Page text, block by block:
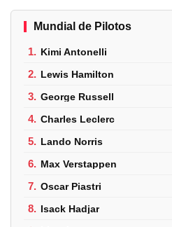
Mundial de Pilotos
1. Kimi Antonelli
2. Lewis Hamilton
3. George Russell
4. Charles Leclerc
5. Lando Norris
6. Max Verstappen
7. Oscar Piastri
8. Isack Hadjar